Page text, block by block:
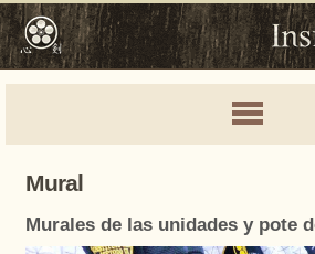
Mural
Murales de las unidades y pote